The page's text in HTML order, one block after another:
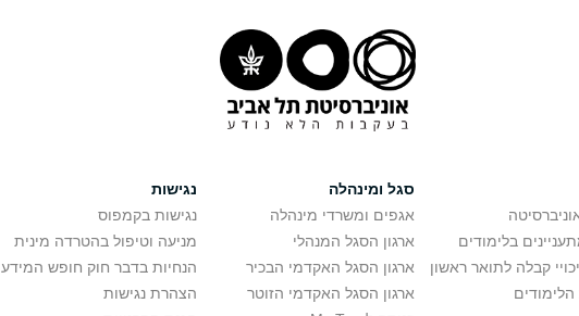
בלימודים
קבלה לתואר ראשון
סגל ומינהלה
אגפים ומשרדי מינהלה
ארגון הסגל המנהלי
ארגון הסגל האקדמי הבכיר
ארגון הסגל האקדמי הזוטר
נגישות
נגישות בקמפוס
מניעה וטיפול בהטרדה מינית
הנחיות בדבר חוק חופש המידע
הצהרת נגישות